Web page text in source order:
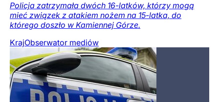
Policja zatrzymała dwóch 16-latków, którzy mogą
mieć związek z atakiem nożem na 15-latka, do
którego doszło w Kamiennej Górze.
KrajObserwator mediów